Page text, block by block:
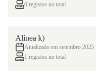
0 registos no total
Alínea k)
Atualizado em setembro 2025
1 registos no total